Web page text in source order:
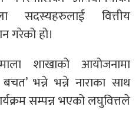
सदस्यहरुलाई वित्तीय
गरेको हो।
शाखाको आयोजनामा
भन्ने भन्ने नाराका साथ
सम्पन्न भएको लघुवित्तले